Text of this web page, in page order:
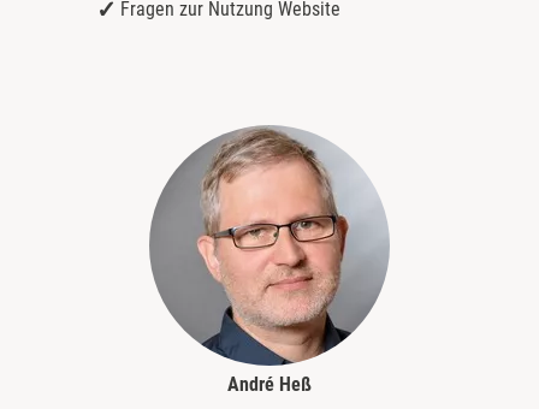
Fragen zur Nutzung Website
André Heß